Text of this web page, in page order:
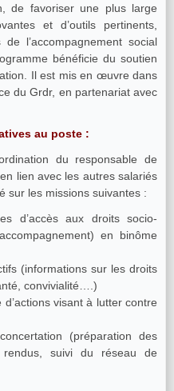
de favoriser une plus large
et d’outils pertinents,
l’accompagnement social
bénéficie du soutien
Il est mis en œuvre dans
du Grdr, en partenariat avec
au poste :
du responsable de
lien avec les autres salariés
sur les missions suivantes :
d’accès aux droits socio-
en binôme
(informations sur les droits
convivialité….)
visant à lutter contre
(préparation des
suivi du réseau de